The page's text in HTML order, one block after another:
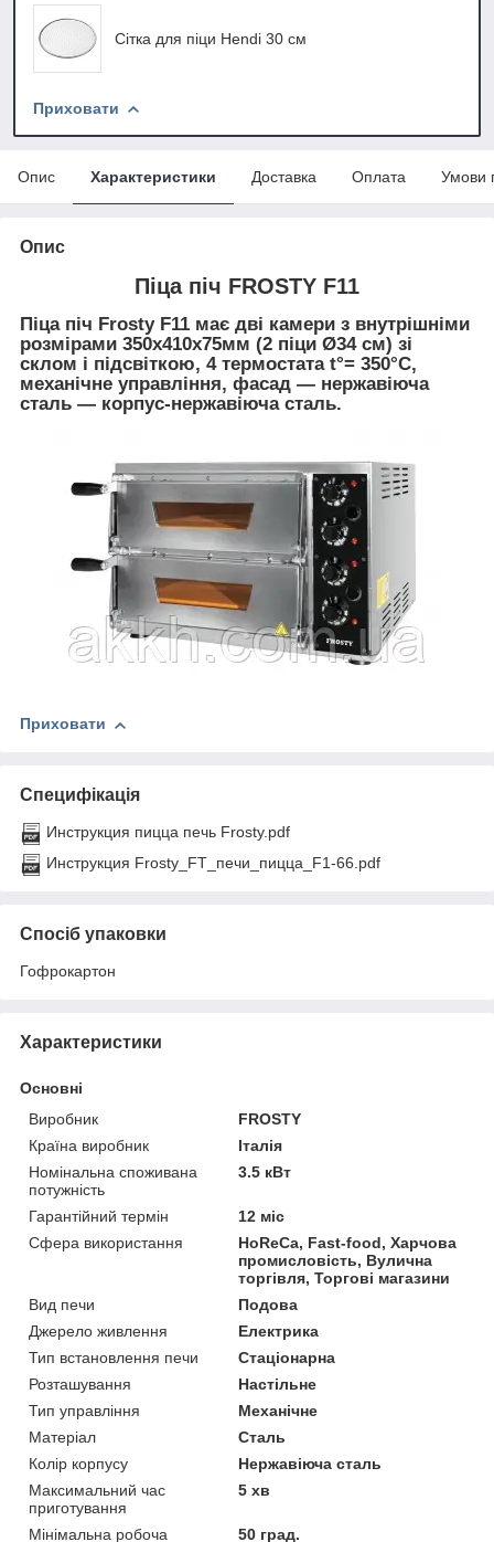
Сітка для піци Hendi 30 см
Приховати
Опис Характеристики Доставка Оплата Умови
Опис
Піца піч FROSTY F11
Піца піч Frosty F11 має дві камери з внутрішніми
розмірами 350х410х75мм (2 піци Ø34 см) зі
склом і підсвіткою, 4 термостата t°= 350°C,
механічне управління, фасад ― нержавіюча
сталь ― корпус-нержавіюча сталь.
Приховати
Специфікація
Инструкция пицца печь Frosty.pdf
Инструкция Frosty_FT_печи_пицца_F1-66.pdf
Спосіб упаковки
Гофрокартон
Характеристики
Основні
Виробник
FROSTY
Країна виробник
Італія
Номінальна споживана
потужність
3.5 кВт
Гарантійний термін
12 міс
Сфера використання
HoReCa, Fast-food, Харчова
промисловість, Вулична
торгівля, Торгові магазини
Вид печи
Подова
Джерело живлення
Електрика
Тип встановлення печи
Стаціонарна
Розташування
Настільне
Тип управління
Механічне
Матеріал
Сталь
Колір корпусу
Нержавіюча сталь
Максимальний час
приготування
5 хв
Мінімальна робоча 50 град.